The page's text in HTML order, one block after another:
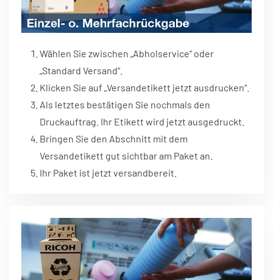
Wählen Sie zwischen „Abholservice“ oder
„Standard Versand“.
Klicken Sie auf „Versandetikett jetzt ausdrucken“.
Als letztes bestätigen Sie nochmals den
Druckauftrag. Ihr Etikett wird jetzt ausgedruckt.
Bringen Sie den Abschnitt mit dem
Versandetikett gut sichtbar am Paket an.
Ihr Paket ist jetzt versandbereit.